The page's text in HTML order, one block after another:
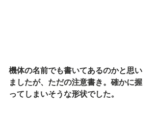
機体の名前でも書いてあるのかと思い
ましたが、ただの注意書き。確かに握
ってしまいそうな形状でした。